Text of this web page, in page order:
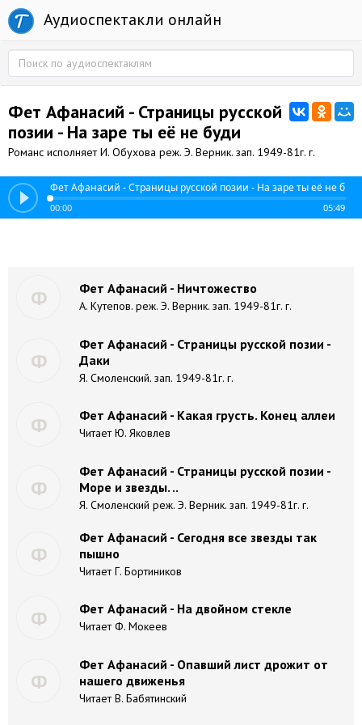
Аудиоспектакли онлайн
Фет Афанасий - Страницы русской
позии - На заре ты её не буди
Романс исполняет И. Обухова реж. Э. Верник. зап. 1949-81г. г.
Фет Афанасий - Страницы русской позии - На заре ты её не буди
00:00 05:49
Ф Фет Афанасий - Ничтожество
А. Кутепов. реж. Э. Верник. зап. 1949-81г. г.
Ф
Фет Афанасий - Страницы русской позии -
Даки
Я. Смоленский. зап. 1949-81г. г.
Ф Фет Афанасий - Какая грусть. Конец аллеи
Читает Ю. Яковлев
Ф
Фет Афанасий - Страницы русской позии -
Море и звезды. ..
Я. Смоленский реж. Э. Верник. зап. 1949-81г. г.
Ф
Фет Афанасий - Сегодня все звезды так
пышно
Читает Г. Бортиников
Ф Фет Афанасий - На двойном стекле
Читает Ф. Мокеев
Ф
Фет Афанасий - Опавший лист дрожит от
нашего движенья
Читает В. Бабятинский